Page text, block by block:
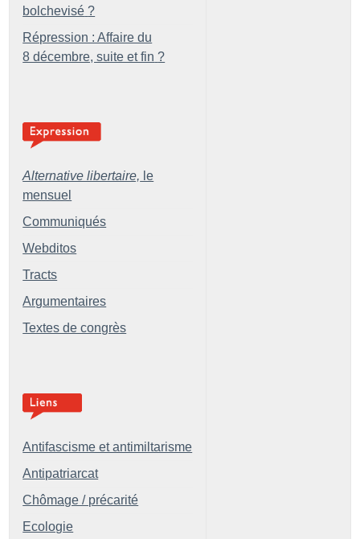
bolchevisé ?
Répression : Affaire du
8 décembre, suite et fin ?
Alternative libertaire, le
mensuel
Communiqués
Webditos
Tracts
Argumentaires
Textes de congrès
Antifascisme et antimiltarisme
Antipatriarcat
Chômage / précarité
Ecologie